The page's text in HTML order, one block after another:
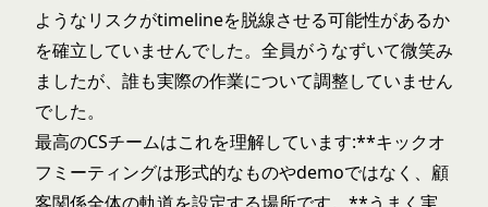
ようなリスクがtimelineを脱線させる可能性があるか
を確立していませんでした。全員がうなずいて微笑み
ましたが、誰も実際の作業について調整していません
でした。
最高のCSチームはこれを理解しています:**キックオ
フミーティングは形式的なものやdemoではなく、顧